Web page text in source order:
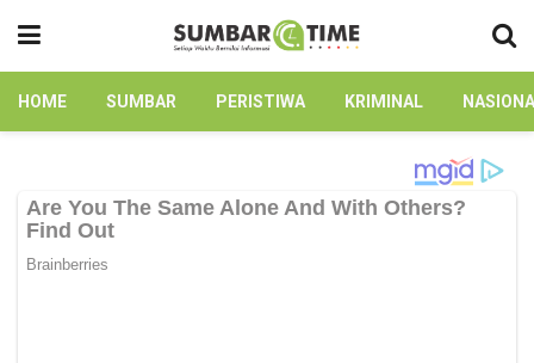
HOME SUMBAR PERISTIWA KRIMINAL